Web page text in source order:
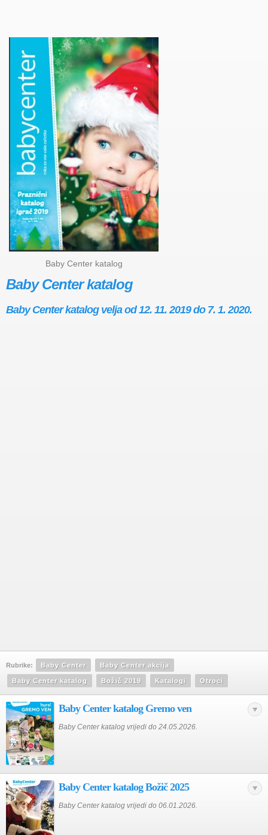
Baby Center katalog
Baby Center katalog
Baby Center katalog velja od 12. 11. 2019 do 7. 1. 2020.
Rubrike: Baby Center Baby Center akcija
Baby Center katalog Božič 2019 Katalogi Otroci
Baby Center katalog Gremo ven
Baby Center katalog vrijedi do 24.05.2026.
Baby Center katalog Božič 2025
Baby Center katalog vrijedi do 06.01.2026.